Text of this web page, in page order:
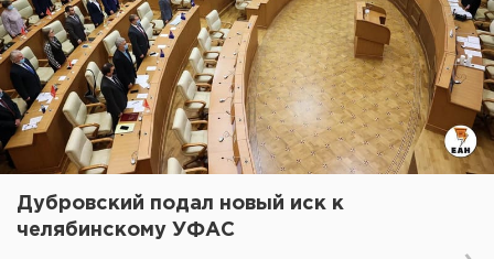
Дубровский подал новый иск к
челябинскому УФАС